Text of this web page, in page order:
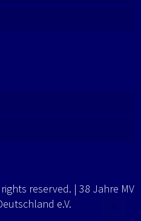
reserved. | 38 Jahre MV
e.V.